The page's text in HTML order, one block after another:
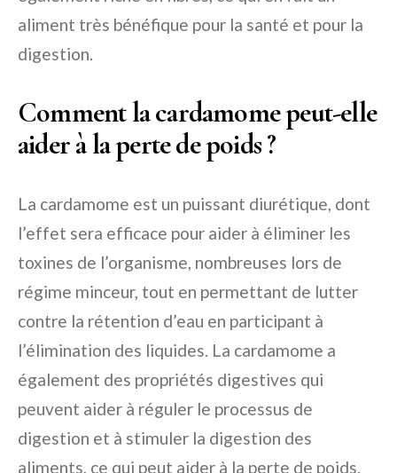
aliment très bénéfique pour la santé et pour la
digestion.
Comment la cardamome peut-elle
aider à la perte de poids ?
La cardamome est un puissant diurétique, dont
l’effet sera efficace pour aider à éliminer les
toxines de l’organisme, nombreuses lors de
régime minceur, tout en permettant de lutter
contre la rétention d’eau en participant à
l’élimination des liquides. La cardamome a
également des propriétés digestives qui
peuvent aider à réguler le processus de
digestion et à stimuler la digestion des
aliments, ce qui peut aider à la perte de poids.